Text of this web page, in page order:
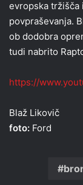
evropska tržišča
povpraševanja.
ob dodobra
tudi nabrito
https://
Blaž Likovič
foto: Ford